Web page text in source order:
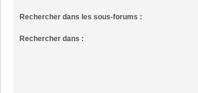
Rechercher dans les sous-forums :
Rechercher dans :